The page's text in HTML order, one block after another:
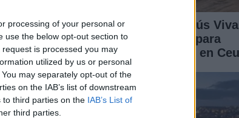
processing of your personal or
use the below opt-out section to
is processed you may
utilized by us or personal
may separately opt-out of the
on the IAB’s list of downstream
to third parties on the IAB’s List of
third parties.
de Jim
en el
es un
Felipe VI y Juan Jesús
reúnen en Marivent para
abordar la situación en